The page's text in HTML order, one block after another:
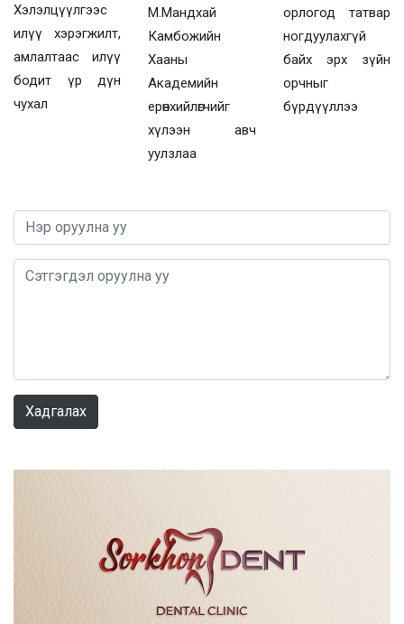
Хэлэлцүүлгээс
илүү хэрэгжилт,
амлалтаас илүү
бодит үр дүн
чухал
М.Мандхай
Камбожийн
Хааны
Академийн
ерөнхийлөгчийг
хүлээн авч
уулзлаа
орлогод татвар
ногдуулахгүй
байх эрх зүйн
орчныг
бүрдүүллээ
Хадгалах